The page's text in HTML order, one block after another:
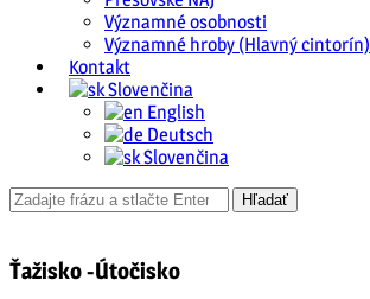
Významné osobnosti
Významné hroby (Hlavný cintorín)
Kontakt
Slovenčina
English
Deutsch
Slovenčina
Ťažisko -Útočisko